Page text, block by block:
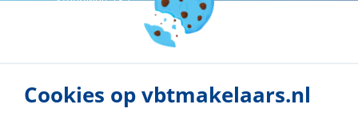
helmond@vbtmakelaars.nl
Naar vestiging
Cookies op vbtmakelaars.nl